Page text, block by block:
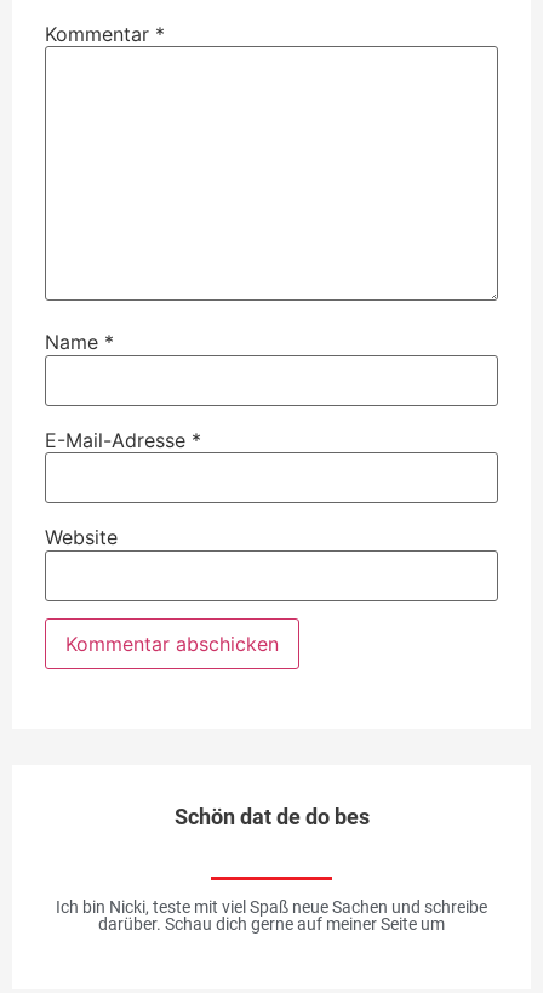
Kommentar *
Name *
E-Mail-Adresse *
Website
Schön dat de do bes
Ich bin Nicki, teste mit viel Spaß neue Sachen und schreibe
darüber. Schau dich gerne auf meiner Seite um